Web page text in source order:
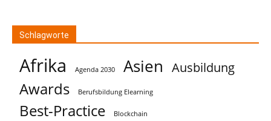
Schlagworte
Afrika Agenda 2030 Asien Ausbildung
Awards Berufsbildung Elearning
Best-Practice Blockchain